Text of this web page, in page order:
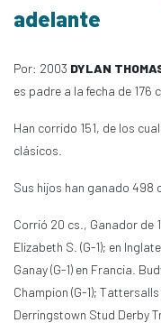
adelante
Por: 2003 DYLAN
es padre a la fecha de 176
Han corrido 151, de los
clásicos.
Sus hijos han ganado 498
Corrió 20 cs., Ganador de
Elizabeth S. (G-1); en
Ganay (G-1) en Francia.
Champion (G-1);
Derringstown Stud Derby